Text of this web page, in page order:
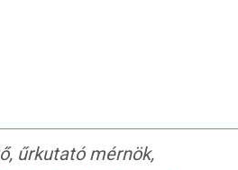
űrkutató mérnök,